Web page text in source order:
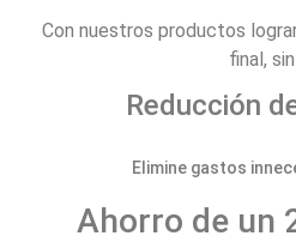
Con nuestros productos
final,
Reducción
Elimine gastos
Ahorro de un